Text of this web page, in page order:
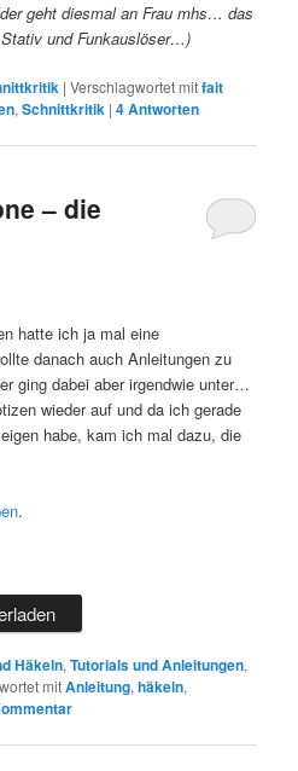
geht diesmal an Frau mhs… das
und Funkauslöser…)
|Verschlagwortet mitfait
,Schnittkritik |4Antworten
– die
hatte ich ja mal eine
danach auch Anleitungen zu
ging dabei aber irgendwie unter…
wieder auf und da ich gerade
habe, kam ich mal dazu, die
.
Häkeln,Tutorials und Anleitungen,
mitAnleitung,häkeln,